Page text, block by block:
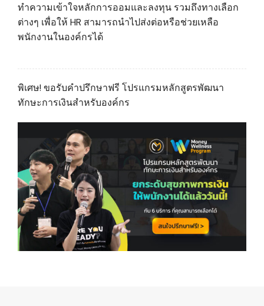
ทำความเข้าใจหลักการออมและลงทุน รวมถึงทางเลือก
ต่างๆ เพื่อให้ HR สามารถนำไปส่งต่อหรือช่วยเหลือ
พนักงานในองค์กรได้
พิเศษ! ขอรับคำปรึกษาฟรี โปรแกรมหลักสูตรพัฒนา
ทักษะการเงินสำหรับองค์กร